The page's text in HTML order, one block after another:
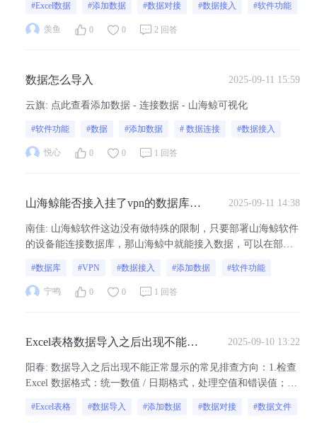
#Excel数据 #添加数据 #数据对接 #数据接入 #软件功能
羡鱼 0 0 2 回答
数据怎么导入 2025-09-11 15:59
云旗: 点此查看添加数据 - 连接数据 - 山海鲸可视化
#软件功能 #数据 #添加数据 # 数据连接 #数据接入
悦心 0 0 1 回答
山海鲸能否接入挂了vpn的数据库数
2025-09-11 14:38
南佳: 山海鲸软件这边没有做特殊的限制，只要部署山海鲸软件
的设备能连接数据库，那山海鲸中就能接入数据，可以在部署
navicat），正常来讲第三方软件能连接成功，山海鲸中就是可
以连接的
#数据库 #VPN #数据接入 #添加数据 #软件功能
宁鸣 0 0 1 回答
Excel表格数据导入之后出现不能正
2025-09-10 13:22
阳春: 数据导入之后出现不能正常显示的常见排查方向：1.检查
Excel 数据格式：统一数值 / 日期格式，处理空值和错误值；2.
确认组件配置：正确绑定字段，选择匹配数据类型的组件；4.
#Excel表格 #数据导入 #添加数据 #数据对接 #数据文件